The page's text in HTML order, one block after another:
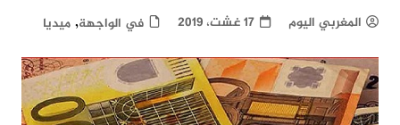
المغربي اليوم 17 غشت، 2019 في الواجهة, ميديا